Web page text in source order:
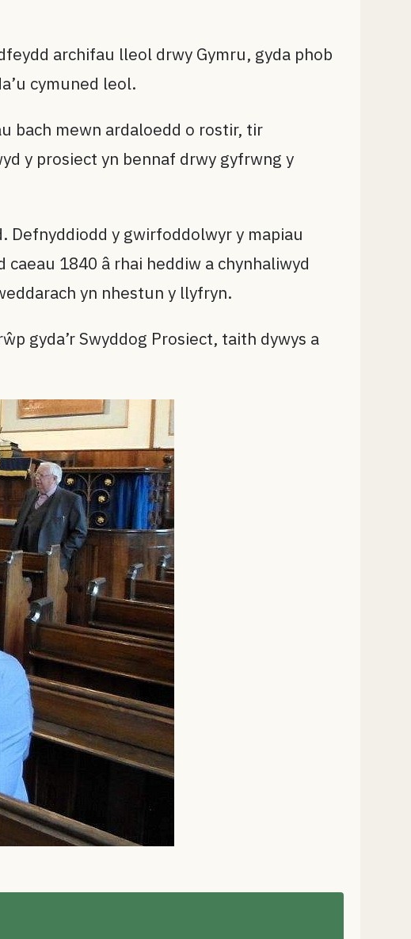
archifau lleol drwy Gymru, gyda phob
cymuned leol.
bach mewn ardaloedd o rostir, tir
y prosiect yn bennaf drwy gyfrwng y
Defnyddiodd y gwirfoddolwyr y mapiau
1840 â rhai heddiw a chynhaliwyd
yn nhestun y llyfryn.
gyda’r Swyddog Prosiect, taith dywys a